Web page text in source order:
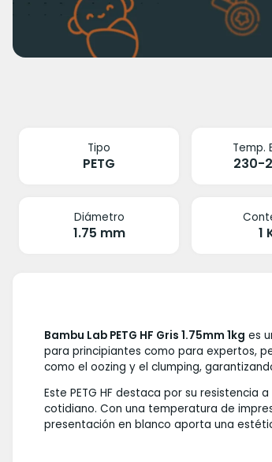
Tipo
PETG
Temp.
230-
Diámetro
1.75 mm 1
Bambu Lab PETG HF Gris 1.75mm 1kg es
para principiantes como para expertos,
como el oozing y el clumping,
Este PETG HF destaca por su
cotidiano. Con una temperatura de
presentación en blanco aporta una